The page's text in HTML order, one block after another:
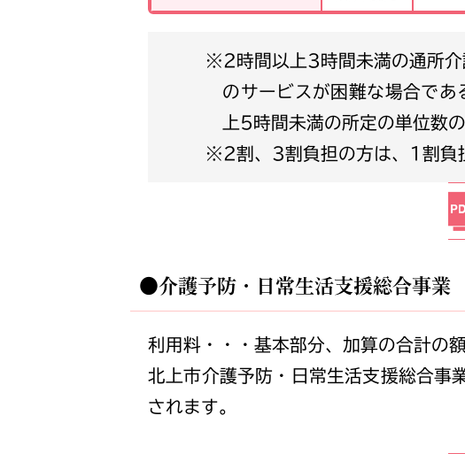
※2時間以上3時間未満の通所介護は、心身の状況とその他利用者のやむを得ない事情により、長時間
のサービスが困難な場合で
上5時間未満の所定の単位数
※2割、3割負担の方は、1割
●介護予防・日常生活支援総合事業
利用料・・・基本部分、加算の合計の
北上市介護予防・日常生活支援総合事
されます。